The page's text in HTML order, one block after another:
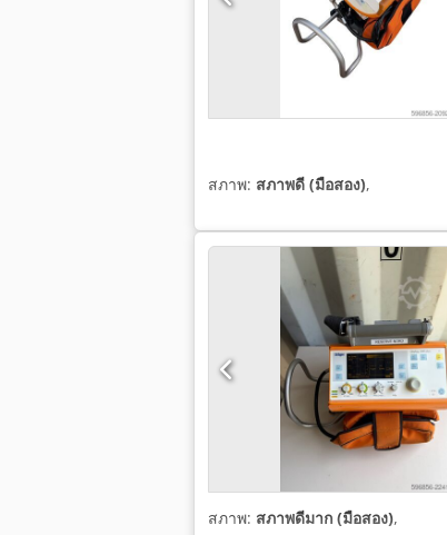
สภาพ: สภาพดี (มือสอง),
สภาพ: สภาพดีมาก (มือสอง),